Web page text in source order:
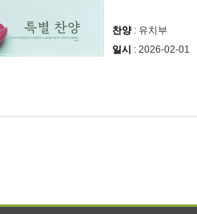
찬양: 유치부
일시 : 2026-02-01